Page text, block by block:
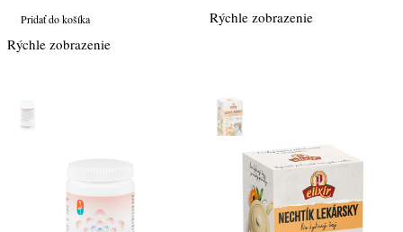
Pridať do košíka
Rýchle zobrazenie
Rýchle zobrazenie